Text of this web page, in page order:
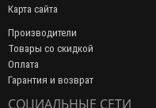
Карта сайта
Производители
Товары со скидкой
Оплата
Гарантия и возврат
СОЦИАЛЬНЫЕ СЕТИ